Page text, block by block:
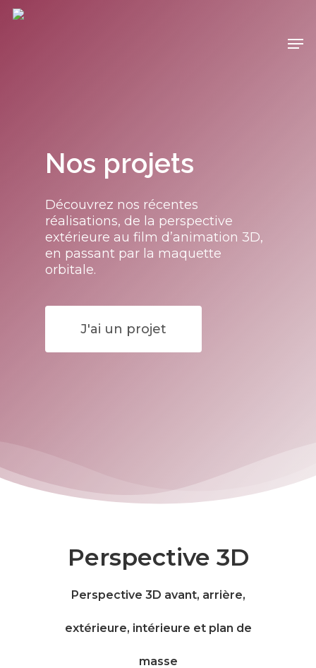
Nos projets
Découvrez nos récentes
réalisations, de la perspective
extérieure au film d’animation 3D,
en passant par la maquette
orbitale.
J'ai un projet
Perspective 3D
Perspective 3D avant, arrière,
extérieure, intérieure et plan de
masse